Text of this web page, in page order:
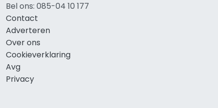
Bel ons: 085-04 10 177
Contact
Adverteren
Over ons
Cookieverklaring
Avg
Privacy